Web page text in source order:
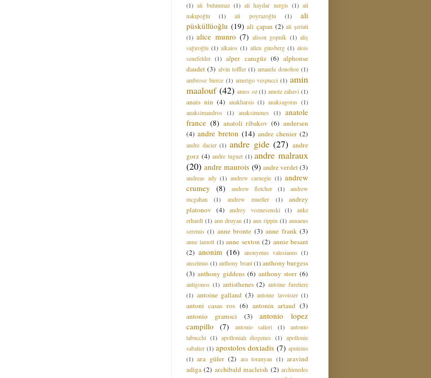
(1) ali bulunmaz (1) ali haydar nergis (1) ali
nakıpoğlu
(1) ali poyrazoğlu (1)
ali
püsküllüoğlu (19) ali çapan (2) ali şeriati
(1) alice munro (7) alison gopnik (1) aliş
sağıroğlu (1) alkaios (1) allen ginsberg (1) alois
senefelder (1) alper canıgüz (6) alphonse
daudet (3) alvin toffler (1) amanda donohoe (1)
ambrose bierce (1) amerigo vespucci (1) amin
maalouf (42) amos oz (1) amotz zahavi (1)
anais nin (4) anakharsis (1) anaksagoras (1)
anaksimandros
(1) anaksimenes (1) anatole
france (8) anatoli ribakov (6) andersen
(4) andre breton (14) andre chenier (2)
andre dacier (1) andre gide (27) andre
gorz (4) andre luguet (1) andre malraux
(20) andre maurois (9) andre verdet(3)
andreas ady (1) andrew carnegie (1) andrew
crumey
(8) andrew fletcher (1)
andrew
mcgahan
(1) andrew mueller (1)
andrey
platonov (4) andrey voznesenski (1)
anke
erhardt (1) ann druyan (1) ann rippin (1) annaeus
serenus (1) anne bronte (3) anne frank (3)
anne lamott (1) anne sexton (2) annie besant
(2) anonim (16) anonymus valesianus (1)
anselmus (1) anthony brant (1) anthony burgess
(3) anthony giddens (6) anthony storr (6)
antigonos (1) antisthenes (2) antoine furetiere
(1) antoine galland (3) antoine lavoisier (1)
antoni casas ros (6) antonin artaud (3)
antonio gramsci
(3)
antonio lopez
campillo
(7) antonio salieri (1)
antonio
tabucchi (1) apollonialı diogenes (1) apollonie
sabatier (1) apostolos doxiadis (7) apuleius
(1) ara güler (2) ara toranyan (1) aravind
adiga (2) archibald macleish (2) archimedes